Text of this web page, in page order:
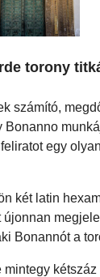
torony
számító,
Bonanno
egy
két latin
Bonannót a